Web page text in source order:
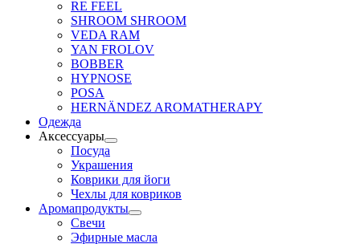
RE FEEL
SHROOM SHROOM
VEDA RAM
YAN FROLOV
BOBBER
HYPNOSE
POSA
HERNÄNDEZ AROMATHERAPY
Одежда
Аксессуары
Посуда
Украшения
Коврики для йоги
Чехлы для ковриков
Аромапродукты
Свечи
Эфирные масла